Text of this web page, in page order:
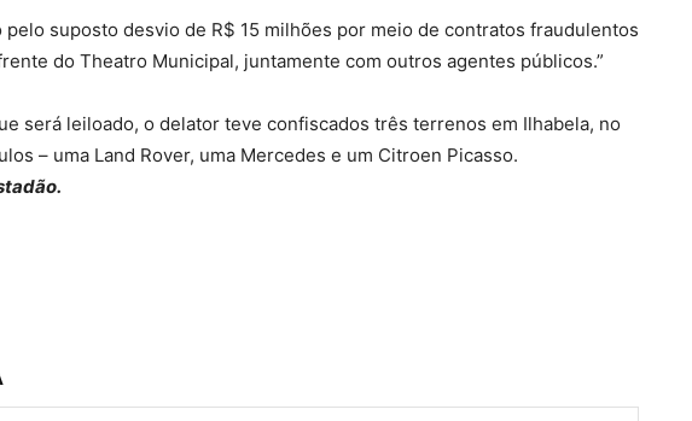
pelo suposto desvio de R$ 15 milhões por meio de contratos fraudulentos
do Theatro Municipal, juntamente com outros agentes públicos.”
será leiloado, o delator teve confiscados três terrenos em Ilhabela, no
– uma Land Rover, uma Mercedes e um Citroen Picasso.